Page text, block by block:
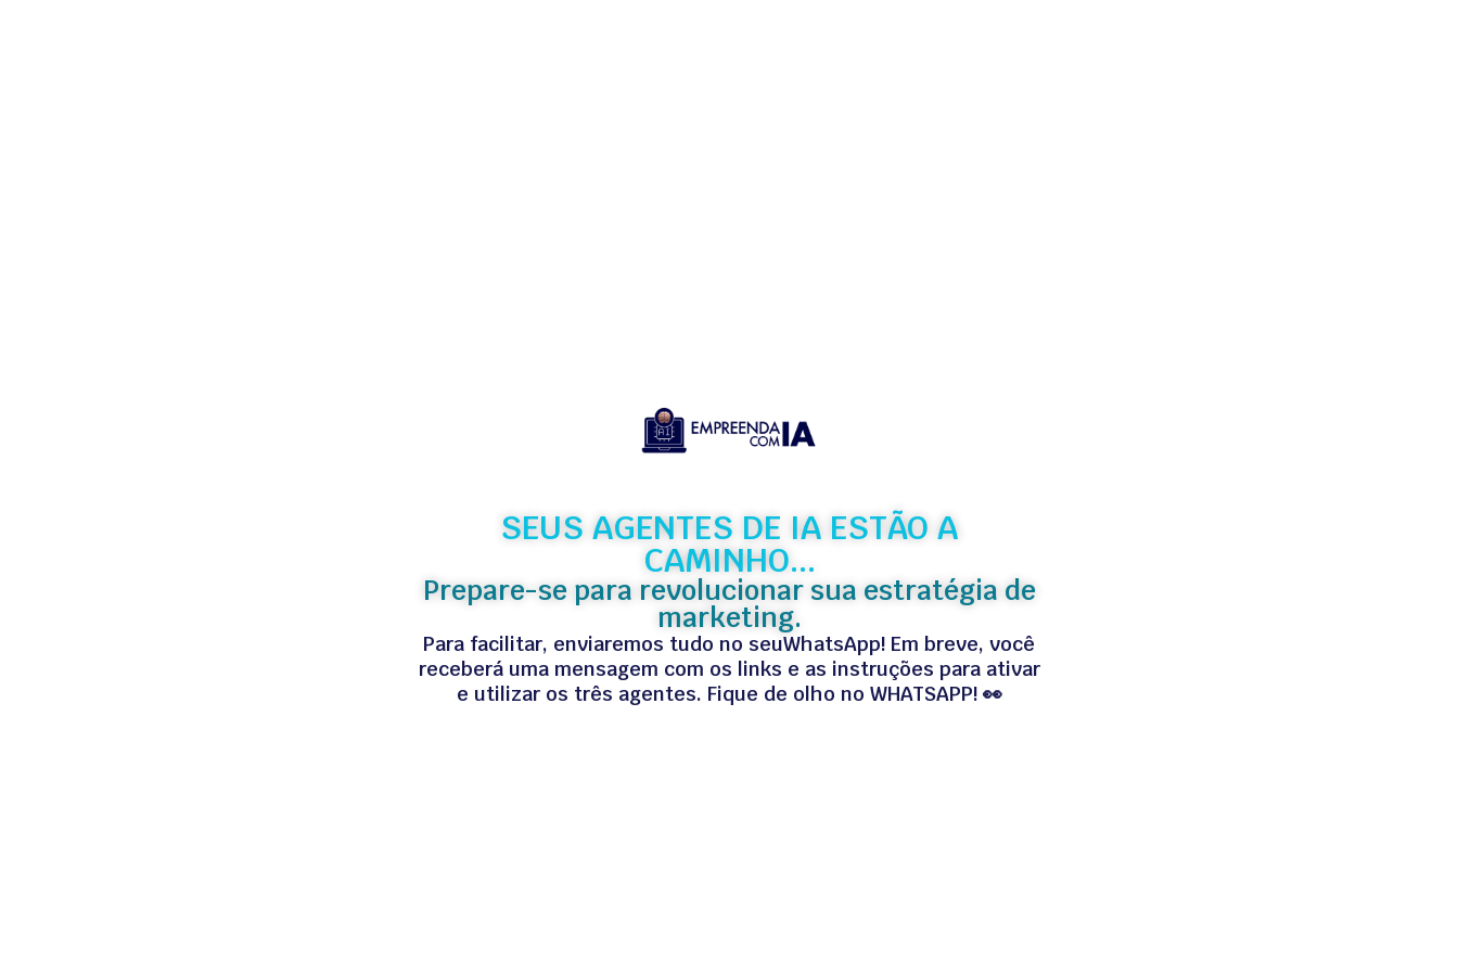
SEUS AGENTES DE IA ESTÃO A
CAMINHO...
Prepare-se para revolucionar sua estratégia de
marketing.
Para facilitar, enviaremos tudo no seuWhatsApp! Em breve, você
receberá uma mensagem com os links e as instruções para ativar
e utilizar os três agentes. Fique de olho no WHATSAPP! 👀